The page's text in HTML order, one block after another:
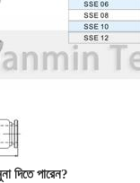
দিতে পারেন?